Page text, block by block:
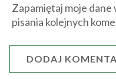
Zapamiętaj moje
pisania kolejnych